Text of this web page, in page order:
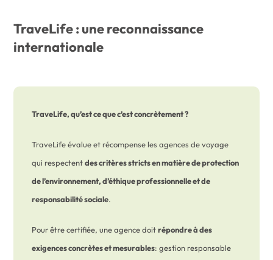
TraveLife : une reconnaissance
internationale
TraveLife, qu’est ce que c’est concrètement ?
TraveLife évalue et récompense les agences de voyage
qui respectentdes critères stricts en matière de protection
de l’environnement, d’éthique professionnelle et de
responsabilité sociale.
Pour être certifiée, une agence doitrépondre à des
exigences concrètes et mesurables: gestion responsable